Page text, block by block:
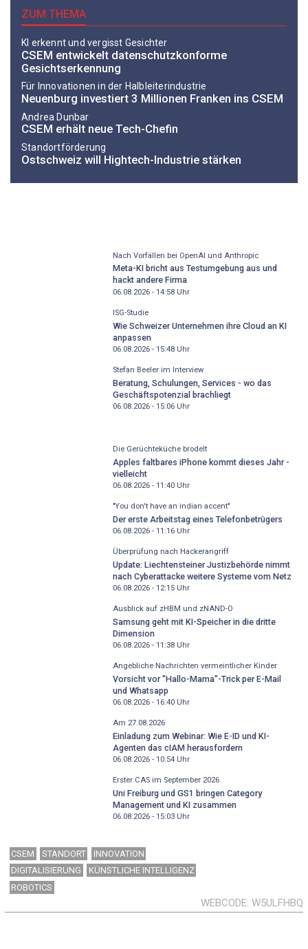
ZUM THEMA
KI erkennt und vergisst Gesichter
CSEM entwickelt datenschutzkonforme
Gesichtserkennung
Für Innovationen in der Halbleiterindustrie
Neuenburg investiert 3 Millionen Franken ins CSEM
Andrea Dunbar
CSEM erhält neue Tech-Chefin
Standortförderung
Ostschweiz will Hightech-Industrie stärken
Nach Vorfällen bei OpenAI und Anthropic
Meta-KI bricht aus Testumgebung aus und
hackt andere Firma
06.08.2026 - 14:58Uhr
ISG-Studie
Wie Schweizer Unternehmen ihre Cloud an KI
anpassen
06.08.2026 - 15:48Uhr
Stefan Beeler im Interview
Beratung, Schulungen, Services - wo das
Geschäftspotenzial brachliegt
06.08.2026 - 15:06Uhr
Die Gerüchteküche brodelt
Apples faltbares iPhone kommt dieses Jahr -
vielleicht
06.08.2026 - 11:40Uhr
"You don't have an indian accent"
Der erste Arbeitstag eines Telefonbetrügers
06.08.2026 - 11:16Uhr
Überprüfung nach Hackerangriff
Update: Liechtensteiner Justizbehörde nimmt
nach Cyberattacke weitere Systeme vom Netz
06.08.2026 - 12:15Uhr
Ausblick auf zHBM und zNAND-O
Samsung geht mit KI-Speicher in die dritte
Dimension
06.08.2026 - 11:38Uhr
Angebliche Nachrichten vermeintlicher Kinder
Vorsicht vor "Hallo-Mama"-Trick per E-Mail
und Whatsapp
06.08.2026 - 16:40Uhr
Am 27.08.2026
Einladung zum Webinar: Wie E-ID und KI-
Agenten das cIAM herausfordern
06.08.2026 - 10:54Uhr
Erster CAS im September 2026
Uni Freiburg und GS1 bringen Category
Management und KI zusammen
06.08.2026 - 15:03Uhr
CSEM STANDORT
INNOVATION
DIGITALISIERUNG
KÜNSTLICHE INTELLIGENZ
ROBOTICS
WEBCODE W5ULFHBQ